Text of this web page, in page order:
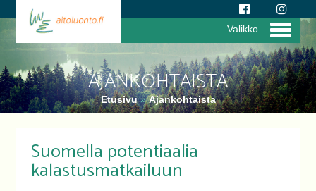
AJANKOHTAISTA
Etusivu»Ajankohtaista
Valikko
Suomella potentiaalia
kalastusmatkailuun